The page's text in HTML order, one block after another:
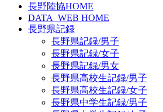
長野陸協HOME
DATA_WEB HOME
長野県記録
長野県記録/男子
長野県記録/女子
長野県記録/男女
長野県高校生記録/男子
長野県高校生記録/女子
長野県中学生記録/男子